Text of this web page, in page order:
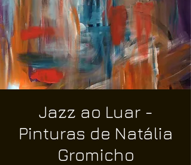
Jazz ao Luar -
Pinturas de Natália
Gromicho